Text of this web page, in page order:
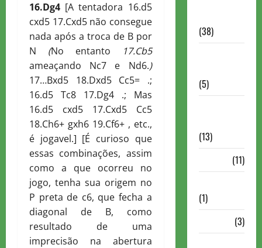
16.Dg4 [A tentadora 16.d5
cxd5 17.Cxd5 não consegue
nada após a troca de B por
N (No entanto 17.Cb5
ameaçando Nc7 e Nd6.)
17…Bxd5 18.Dxd5 Cc5= .;
16.d5 Tc8 17.Dg4 .; Mas
16.d5 cxd5 17.Cxd5 Cc5
18.Ch6+ gxh6 19.Cf6+ , etc.,
é jogavel.] [É curioso que
essas combinações, assim
como a que ocorreu no
jogo, tenha sua origem no
P preta de c6, que fecha a
diagonal de B, como
resultado de uma
imprecisão na abertura
(38)
(5)
(13)
(11)
(1)
(3)